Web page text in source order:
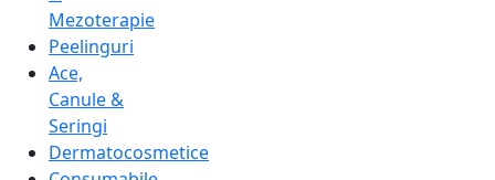
Mezoterapie
Peelinguri
Ace,
Canule &
Seringi
Dermatocosmetice